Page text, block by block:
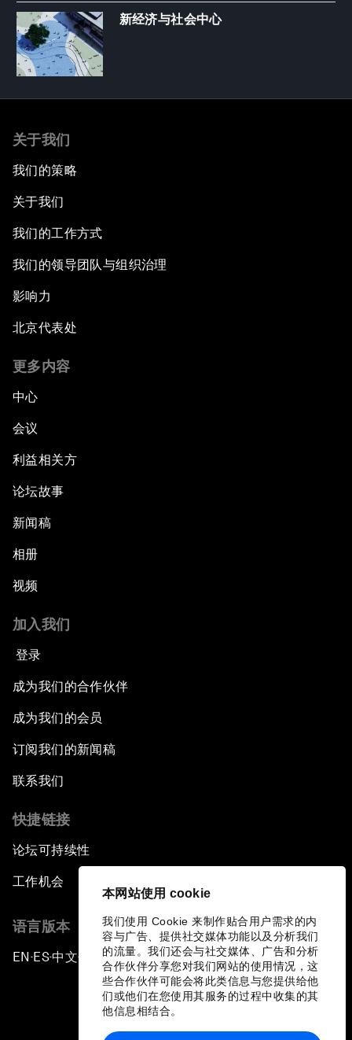
本网站使用 cookie
我们使用 Cookie 来制作贴合用户需求的内
容与广告、提供社交媒体功能以及分析我们
的流量。我们还会与社交媒体、广告和分析
合作伙伴分享您对我们网站的使用情况，这
些合作伙伴可能会将此类信息与您提供给他
们或他们在您使用其服务的过程中收集的其
他信息相结合。
新经济与社会中心
关于我们
我们的策略
关于我们
我们的工作方式
我们的领导团队与组织治理
影响力
北京代表处
更多内容
中心
会议
利益相关方
论坛故事
新闻稿
相册
视频
加入我们
登录
成为我们的合作伙伴
成为我们的会员
订阅我们的新闻稿
联系我们
快捷链接
论坛可持续性
工作机会
语言版本
EN ▪ES▪中文▪ 日本語